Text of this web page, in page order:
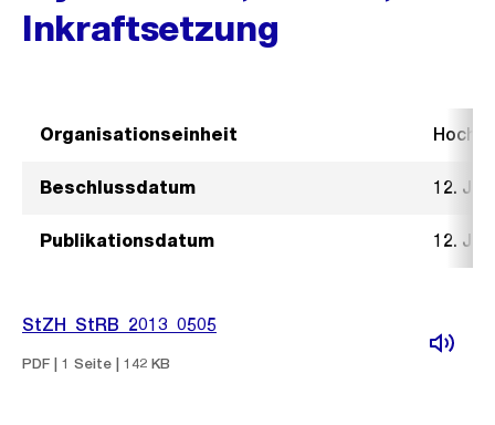
Inkraftsetzung
Organisationseinheit
Beschlussdatum 12.
Publikationsdatum 12.
StZH_StRB_2013_0505
PDF | 1 Seite | 142 KB